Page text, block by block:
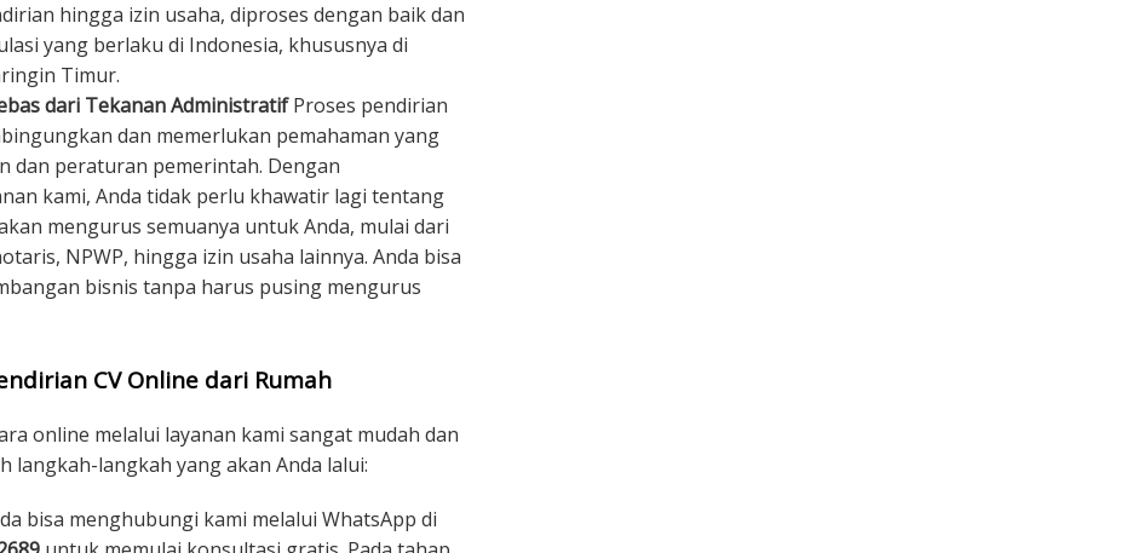
hingga izin usaha, diproses dengan baik dan
yang berlaku di Indonesia, khususnya di
Timur.
dari Tekanan AdministratifProses pendirian
dan memerlukan pemahaman yang
dan peraturan pemerintah. Dengan
kami, Anda tidak perlu khawatir lagi tentang
mengurus semuanya untuk Anda, mulai dari
NPWP, hingga izin usaha lainnya. Anda bisa
bisnis tanpa harus pusing mengurus
CV Online dari Rumah
online melalui layanan kami sangat mudah dan
langkah-langkah yang akan Anda lalui:
bisa menghubungi kami melalui WhatsApp di